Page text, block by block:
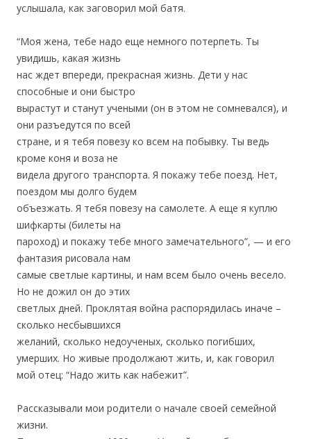
услышала, как заговорил мой батя.
“Моя жена, тебе надо еще немного потерпеть. Ты
увидишь, какая жизнь
нас ждет впереди, прекрасная жизнь. Дети у нас
способные и они быстро
вырастут и станут учеными (он в этом не сомневался), и
они разъедутся по всей
стране, и я тебя повезу ко всем на побывку. Ты ведь
кроме коня и воза не
видела другого транспорта. Я покажу тебе поезд. Нет,
поездом мы долго будем
объезжать. Я тебя повезу на самолете. А еще я куплю
шифкарты (билеты на
пароход) и покажу тебе много замечательного”, — и его
фантазия рисовала нам
самые светлые картины, и нам всем было очень весело.
Но не дожил он до этих
светлых дней. Проклятая война распорядилась иначе –
сколько несбывшихся
желаний, сколько недоученых, сколько погибших,
умерших. Но живые продолжают жить, и, как говорил
мой отец: “Надо жить как набежит”.
Рассказывали мои родители о начале своей семейной
жизни.